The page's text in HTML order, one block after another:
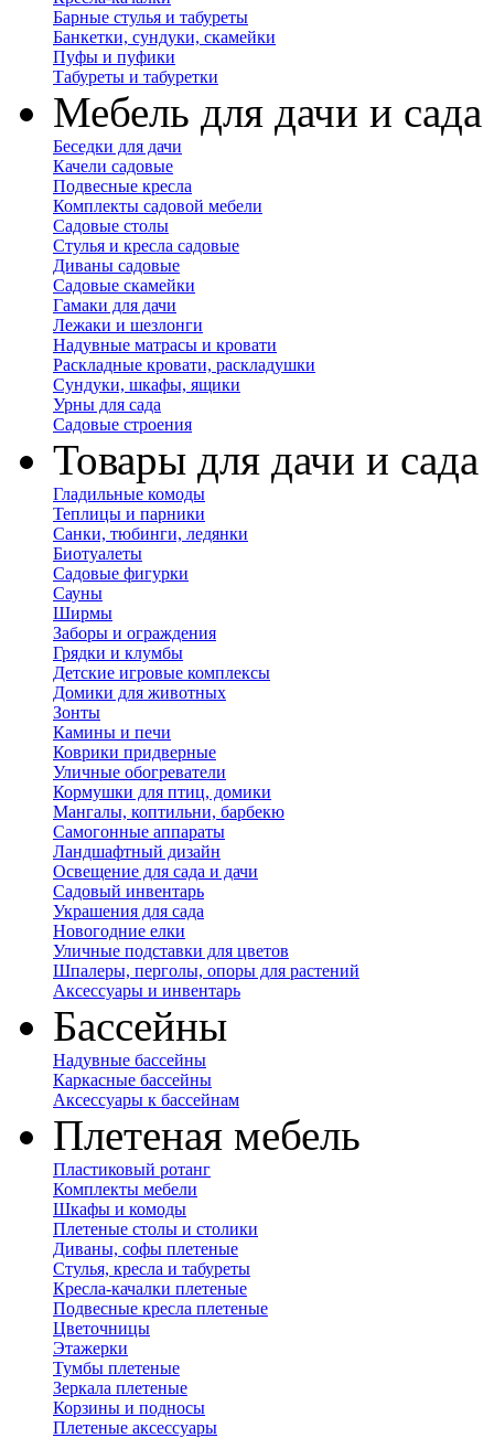
Барные стулья и табуреты
Банкетки, сундуки, скамейки
Пуфы и пуфики
Табуреты и табуретки
Мебель для дачи и сада
Беседки для дачи
Качели садовые
Подвесные кресла
Комплекты садовой мебели
Садовые столы
Стулья и кресла садовые
Диваны садовые
Садовые скамейки
Гамаки для дачи
Лежаки и шезлонги
Надувные матрасы и кровати
Раскладные кровати, раскладушки
Сундуки, шкафы, ящики
Урны для сада
Садовые строения
Товары для дачи и сада
Гладильные комоды
Теплицы и парники
Санки, тюбинги, ледянки
Биотуалеты
Садовые фигурки
Сауны
Ширмы
Заборы и ограждения
Грядки и клумбы
Детские игровые комплексы
Домики для животных
Зонты
Камины и печи
Коврики придверные
Уличные обогреватели
Кормушки для птиц, домики
Мангалы, коптильни, барбекю
Самогонные аппараты
Ландшафтный дизайн
Освещение для сада и дачи
Садовый инвентарь
Украшения для сада
Новогодние елки
Уличные подставки для цветов
Шпалеры, перголы, опоры для растений
Аксессуары и инвентарь
Бассейны
Надувные бассейны
Каркасные бассейны
Аксессуары к бассейнам
Плетеная мебель
Пластиковый ротанг
Комплекты мебели
Шкафы и комоды
Плетеные столы и столики
Диваны, софы плетеные
Стулья, кресла и табуреты
Кресла-качалки плетеные
Подвесные кресла плетеные
Цветочницы
Этажерки
Тумбы плетеные
Зеркала плетеные
Корзины и подносы
Плетеные аксессуары